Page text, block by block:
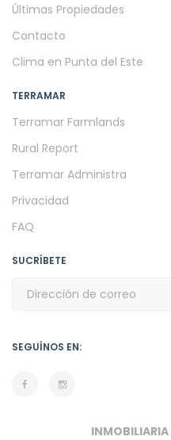
Últimas Propiedades
Contacto
Clima en Punta del Este
TERRAMAR
Terramar Farmlands
Rural Report
Terramar Administra
Privacidad
FAQ
SUCRÍBETE
SEGUÍNOS EN:
INMOBILIARIA